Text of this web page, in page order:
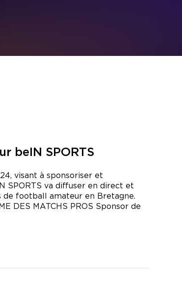
beIN SPORTS
visant à sponsoriser et
SPORTS va diffuser en direct et
de football amateur en Bretagne.
DES MATCHS PROS Sponsor de